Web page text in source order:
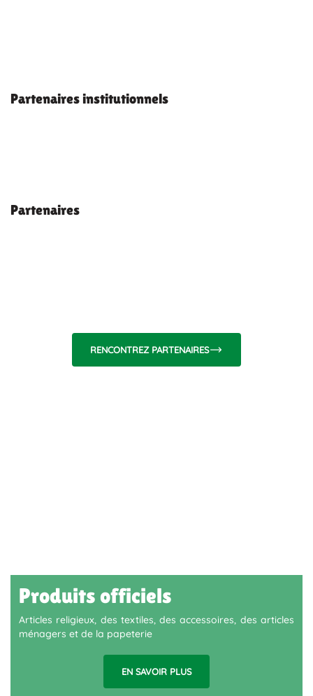
Partenaires institutionnels
Partenaires
RENCONTREZ PARTENAIRES
Produits officiels
Articles religieux, des textiles, des accessoires, des articles
ménagers et de la papeterie
EN SAVOIR PLUS